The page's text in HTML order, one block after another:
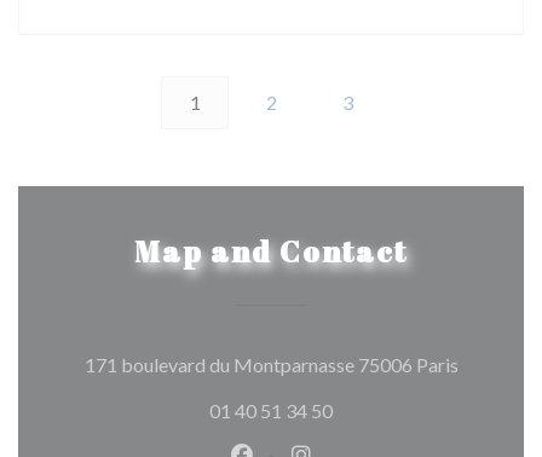
1 2 3
Map and Contact
171 boulevard du Montparnasse 75006 Paris((opens
01 40 51 34 50